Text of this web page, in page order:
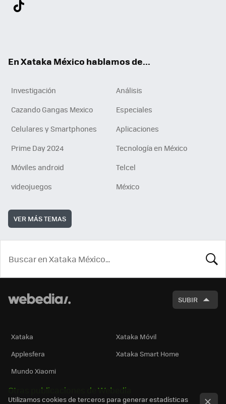
En Xataka México hablamos de...
Investigación
Análisis
Cazando Gangas Mexico
Especiales
Celulares y Smartphones
Aplicaciones
Prime Day 2024
Tecnología en México
Móviles android
Telcel
videojuegos
México
VER MÁS TEMAS
SUBIR
Xataka
Xataka Móvil
Applesfera
Xataka Smart Home
Mundo Xiaomi
Otras publicaciones de Webedia
Utilizamos cookies de terceros para generar estadísticas